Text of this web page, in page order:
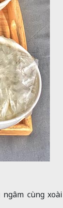
cùng xoài